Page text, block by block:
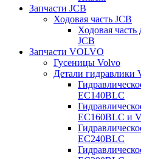
Запчасти JCB
Ходовая часть JCB
Ходовая часть
JCB
Запчасти VOLVO
Гусеницы Volvo
Детали гидравлики
EC140BLC
EC160BLC и
EC240BLC